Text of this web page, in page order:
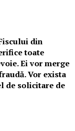
din
toate
Ei vor merge
Vor exista
de solicitare de